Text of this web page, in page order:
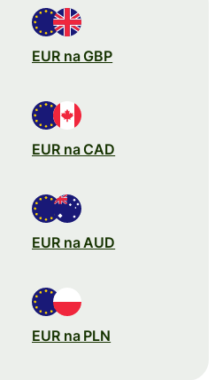
EUR na GBP
EUR na CAD
EUR na AUD
EUR na PLN